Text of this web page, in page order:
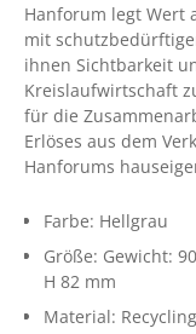
Hanforum legt Wert
mit
ihnen Sichtbarkeit
Kreislaufwirtschaft
für die
Erlöses aus dem
Hanforums
Farbe: Hellgrau
Größe: Gewicht:
H 82 mm
Material: